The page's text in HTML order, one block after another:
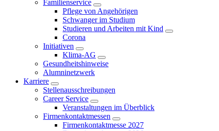
Familienservice
Pflege von Angehörigen
Schwanger im Studium
Studieren und Arbeiten mit Kind
Corona
Initiativen
Klima-AG
Gesundheitshinweise
Alumninetzwerk
Karriere
Stellenausschreibungen
Career Service
Veranstaltungen im Überblick
Firmenkontaktmessen
Firmenkontaktmesse 2027